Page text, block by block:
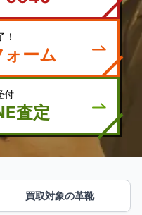
！
ォーム
付
査定
買取対象の革靴